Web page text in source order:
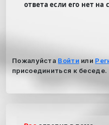
ответа если его нет на
Пожалуйста Войти или
присоединиться к беседе.